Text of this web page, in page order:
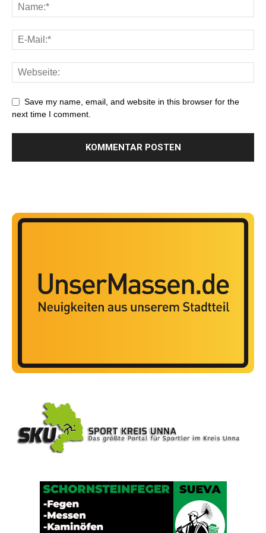
Save my name, email, and website in this browser for the
next time I comment.